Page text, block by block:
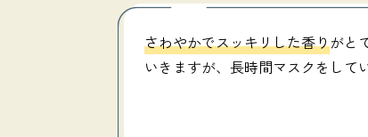
さわやかでスッキリした香りがと
いきますが、長時間マスクをして